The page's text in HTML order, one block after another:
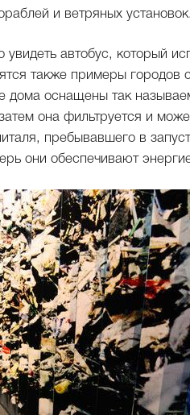
и ветряных
автобус, который
также примеры
дома оснащены так
она фильтруется и
пребывавшего в
они обеспечивают